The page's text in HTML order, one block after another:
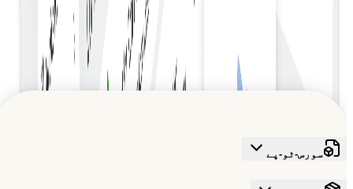
عمل کو خودکار اور ثالث ختم کر کے معاہدہ مینجمنٹ کی لاگت کم
اس قابلِ اعتماد نیٹ ورک میں شامل ہوں جو تجارت کے مستقبل کو
مفت سائن اپ کریں
سورس-ٹو-پے